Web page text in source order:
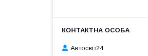
Автосвіт24